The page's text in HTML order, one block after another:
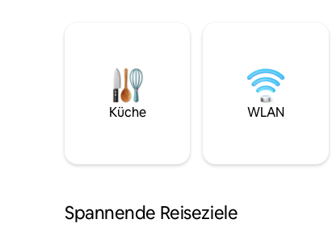
Küche WLAN
Spannende Reiseziele